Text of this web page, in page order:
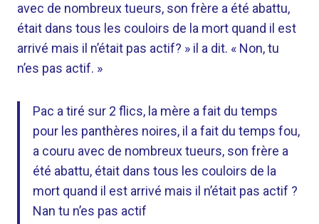
avec de nombreux tueurs, son frère a été abattu,
était dans tous les couloirs de la mort quand il est
arrivé mais il n’était pas actif? » il a dit. « Non, tu
n’es pas actif. »
Pac a tiré sur 2 flics, la mère a fait du temps
pour les panthères noires, il a fait du temps fou,
a couru avec de nombreux tueurs, son frère a
été abattu, était dans tous les couloirs de la
mort quand il est arrivé mais il n’était pas actif ?
Nan tu n’es pas actif